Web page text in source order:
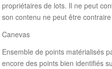
propriétaires de lots. Il ne peut
son contenu ne peut être
Canevas
Ensemble de points matérialisés
encore des points bien identifiés